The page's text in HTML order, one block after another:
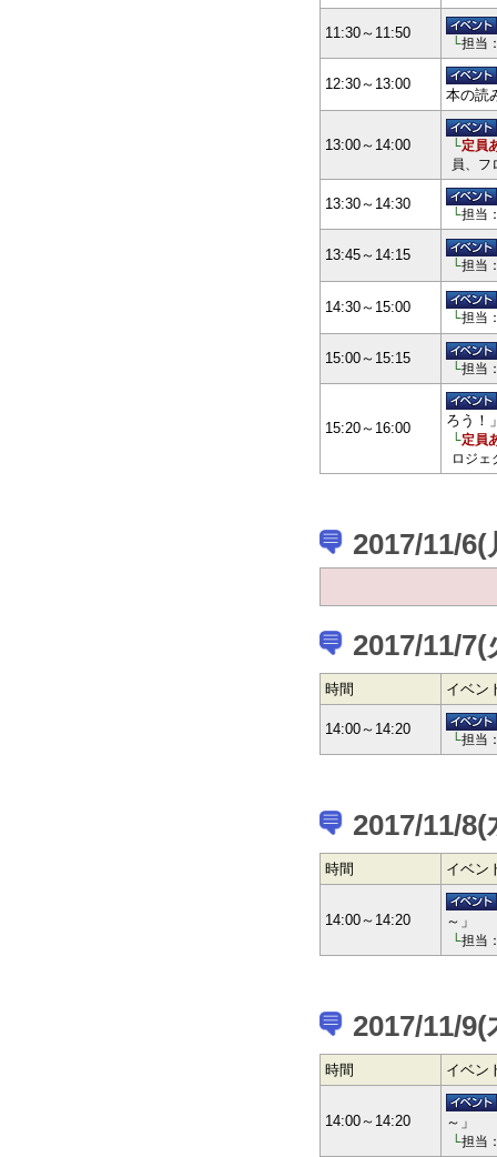
11:30～11:50
└担当
12:30～13:00
本の読
13:00～14:00 └定員
員、フ
13:30～14:30
└担当
13:45～14:15
└担当
14:30～15:00
└担当
15:00～15:15
└担当
15:20～16:00 ろう！
└定員
ロジェ
2017/11/6(
2017/11/
時間 イベン
14:00～14:20
└担当
2017/11/
時間 イベン
14:00～14:20 ～」
└担当
2017/11/
時間 イベン
14:00～14:20 ～」
└担当